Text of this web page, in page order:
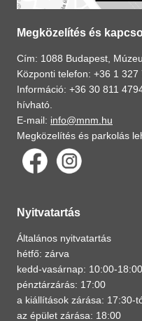
Megközelítés és
Cím: 1088 Budapest,
Központi telefon: +36 1 327
Információ: +36 30 811
hívható.
E-mail: info@mnm.hu
Megközelítés és parkolás
Nyitvatartás
Általános nyitvatartás
hétfő: zárva
kedd-vasárnap: 10:00-18:00
pénztárzárás: 17:00
a kiállítások zárása: 17:30-
az épület zárása: 18:00